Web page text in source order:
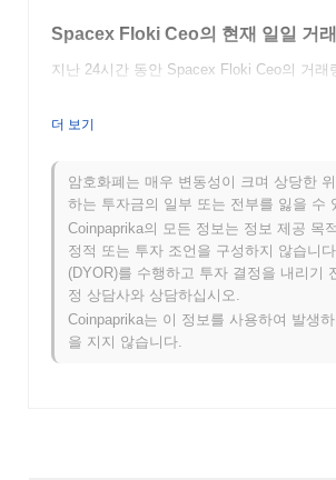
Spacex Floki Ceo의 현재 일일 거
지난 24시간 동안 Spacex Floki Ceo의 거래
역대 최저가(ATL): $0.00
Spacex Floki Ceo는 더 넓은 암호
여 어떤 성과를 내고 있나요?
지난 7일 동안 Spacex Floki Ceo는
을 기록한 전체 암호화폐 시장에 뒤처졌습니
더 보기
암호화폐는 매우 변동성이 크며 상당한
하는 투자금의 일부 또는 전부를 잃을 수
Coinpaprika의 모든 정보는 정보 제공 목
정적 또는 투자 조언을 구성하지 않습니
(DYOR)를 수행하고 투자 결정을 내리기
정 상담사와 상담하십시오.
Coinpaprika는 이 정보를 사용하여 발생
을 지지 않습니다.